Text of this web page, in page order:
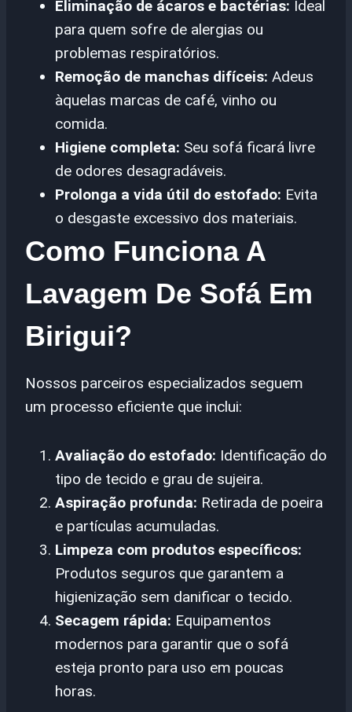
Eliminação de ácaros e bactérias: Ideal
para quem sofre de alergias ou
problemas respiratórios.
Remoção de manchas difíceis: Adeus
àquelas marcas de café, vinho ou
comida.
Higiene completa: Seu sofá ficará livre
de odores desagradáveis.
Prolonga a vida útil do estofado: Evita
o desgaste excessivo dos materiais.
Como Funciona A
Lavagem De Sofá Em
Birigui?
Nossos parceiros especializados seguem
um processo eficiente que inclui:
Avaliação do estofado: Identificação do
tipo de tecido e grau de sujeira.
Aspiração profunda: Retirada de poeira
e partículas acumuladas.
Limpeza com produtos específicos:
Produtos seguros que garantem a
higienização sem danificar o tecido.
Secagem rápida: Equipamentos
modernos para garantir que o sofá
esteja pronto para uso em poucas
horas.